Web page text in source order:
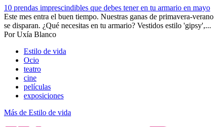
10 prendas imprescindibles que debes tener en tu armario en mayo
Este mes entra el buen tiempo. Nuestras ganas de primavera-verano
se disparan. ¿Qué necesitas en tu armario? Vestidos estilo 'gipsy',...
PorUxía Blanco
Estilo de vida
Ocio
teatro
cine
películas
exposiciones
Más de Estilo de vida